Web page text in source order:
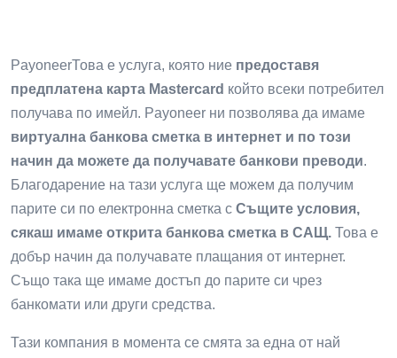
PayoneerТова е услуга, която ние предоставя
предплатена карта Mastercard който всеки потребител
получава по имейл. Payoneer ни позволява да имаме
виртуална банкова сметка в интернет и по този
начин да можете да получавате банкови преводи.
Благодарение на тази услуга ще можем да получим
парите си по електронна сметка с Същите условия,
сякаш имаме открита банкова сметка в САЩ. Това е
добър начин да получавате плащания от интернет.
Също така ще имаме достъп до парите си чрез
банкомати или други средства.
Тази компания в момента се смята за една от най